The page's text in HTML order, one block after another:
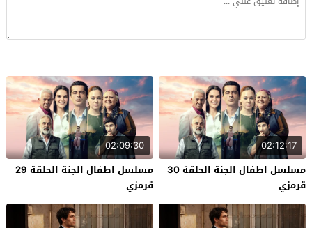
02:12:17
مسلسل اطفال الجنة الحلقة 30
قرمزي
02:09:30
مسلسل اطفال الجنة الحلقة 29
قرمزي